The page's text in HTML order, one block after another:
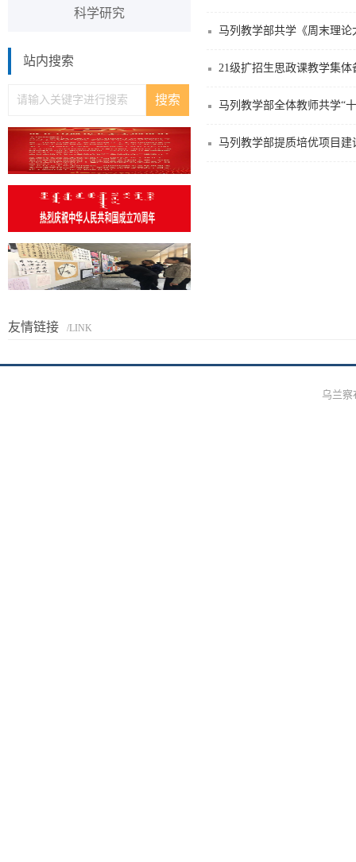
科学研究
站内搜索
马列教学部共学《周末理论
21级扩招生思政课教学集体
马列教学部全体教师共学“
马列教学部提质培优项目建
友情链接 /LINK
乌兰察